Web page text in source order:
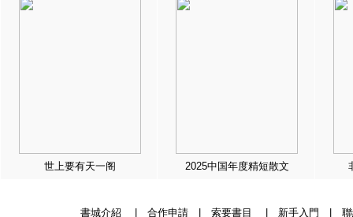
世上要有天一阁 2025中国年度精短散文
書城介紹 合作申請| 索要書目 新手入門